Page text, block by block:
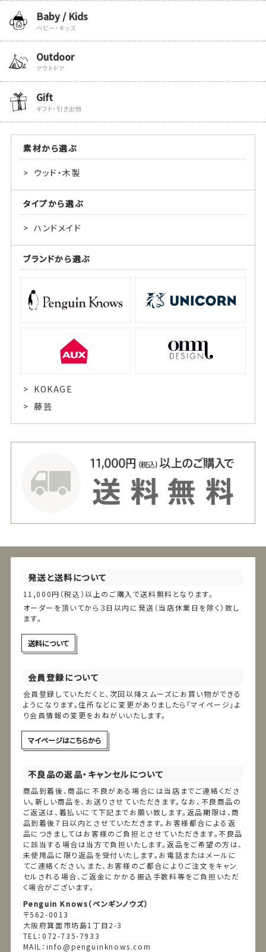
Baby / Kids
ベビー・キッズ
Outdoor
アウトドア
Gift
ギフト・引き出物
素材から選ぶ
ウッド・木製
タイプから選ぶ
ハンドメイド
ブランドから選ぶ
KOKAGE
藤芸
発送と送料について
11,000円（税込）以上のご購入で送料無料となります。
オーダーを頂いてから３日以内に発送（当店休業日を除く）致し
ます。
送料について
会員登録について
会員登録していただくと、次回以降スムーズにお買い物ができる
ようになります。住所などに変更がありましたら「マイページ」よ
り会員情報の変更をおねがいいたします。
マイページはこちらから
不良品の返品・キャンセルについて
商品到着後、商品に不良がある場合には当店までご連絡くださ
い。新しい商品を、お送りさせていただきます。なお、不良商品の
ご返送は、着払いにて下記までお願い致します。返品期限は、商
品到着後７日以内とさせていただきます。お客様都合による返
品につきましてはお客様のご負担とさせていただきます。不良品
に該当する場合は当方で負担いたします。返品をご希望の方は、
未使用品に限り返品を受付いたします。お電話またはメールに
てご連絡ください。また、お客様のご都合によりご注文をキャン
セルされる場合、ご返金にかかる振込手数料等をご負担いただ
く場合がございます。
Penguin Knows（ペンギンノウズ）
〒562-0013
大阪府箕面市坊島1丁目2-3
TEL：072-735-7933
MAIL：info@penguinknows.com